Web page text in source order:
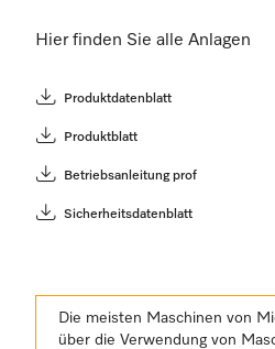
Hier finden Sie alle Anlagen
Produktdatenblatt
Produktblatt
Betriebsanleitung prof
Sicherheitsdatenblatt
Die meisten Maschinen von
über die Verwendung von